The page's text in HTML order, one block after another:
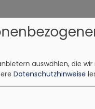
auswählen, die wir
Datenschutzhinweise